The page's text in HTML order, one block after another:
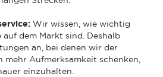
Wir wissen, wie wichtig
dem Markt sind. Deshalb
an, bei denen wir der
mehr Aufmerksamkeit schenken,
einzuhalten.